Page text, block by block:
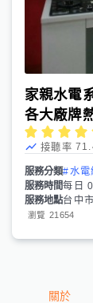
家親水電
各大廠牌
接聽率
服務分類#水電
服務時間每日
服務地點台中
瀏覽 21654
關於